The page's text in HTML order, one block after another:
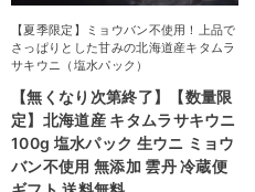
【夏季限定】ミョウバン不使用！上品で
さっぱりとした甘みの北海道産キタムラ
サキウニ（塩水パック）
【無くなり次第終了】【数量限
定】北海道産 キタムラサキウニ
100g 塩水パック 生ウニ ミョウ
バン不使用 無添加 雲丹 冷蔵便